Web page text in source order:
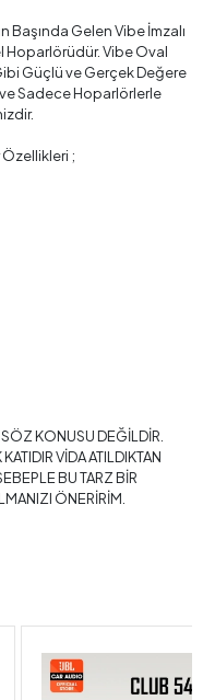
Başında Gelen Vibe İmzalı
Hoparlörüdür. Vibe Oval
Güçlü ve Gerçek Değere
Sadece Hoparlörlerle
;
SÖZ KONUSU DEĞİLDİR.
VİDA ATILDIKTAN
BU TARZ BİR
ÖNERİRİM.